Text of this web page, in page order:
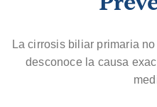
La cirrosis biliar primaria
desconoce la causa